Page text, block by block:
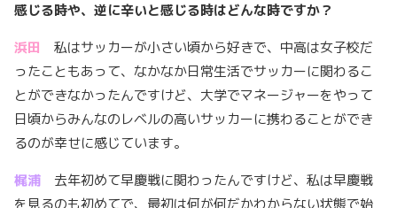
感じる時や、逆に辛いと感じる時はどんな時ですか？
浜田 私はサッカーが小さい頃から好きで、中高は女子校だ
ったこともあって、なかなか日常生活でサッカーに関わるこ
とができなかったんですけど、大学でマネージャーをやって
日頃からみんなのレベルの高いサッカーに携わることができ
るのが幸せに感じています。
梶浦 去年初めて早慶戦に関わったんですけど、私は早慶戦
を見るのも初めてで、最初は何が何だかわからない状態で始